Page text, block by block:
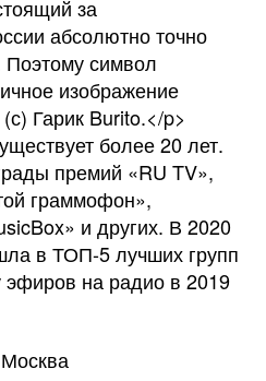
за
абсолютно точно
Поэтому символ
изображение
Гарик Burito.</p>
более 20 лет.
премий «RU TV»,
граммофон»,
и других. В 2020
в ТОП-5 лучших групп
эфиров на радио в 2019